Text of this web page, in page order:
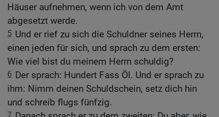
Häuser aufnehmen, wenn ich von dem Amt
abgesetzt werde.
5 Und er rief zu sich die Schuldner seines Herrn,
einen jeden für sich, und sprach zu dem ersten:
Wie viel bist du meinem Herrn schuldig?
6 Der sprach: Hundert Fass Öl. Und er sprach zu
ihm: Nimm deinen Schuldschein, setz dich hin
und schreib flugs fünfzig.
7